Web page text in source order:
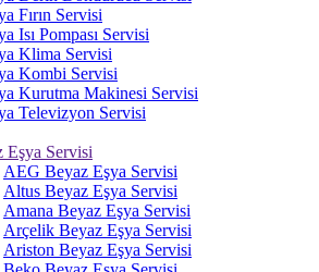
Fırın Servisi
Isı Pompası Servisi
Klima Servisi
Kombi Servisi
Kurutma Makinesi Servisi
Televizyon Servisi
Eşya Servisi
AEG Beyaz Eşya Servisi
Altus Beyaz Eşya Servisi
Amana Beyaz Eşya Servisi
Arçelik Beyaz Eşya Servisi
Ariston Beyaz Eşya Servisi